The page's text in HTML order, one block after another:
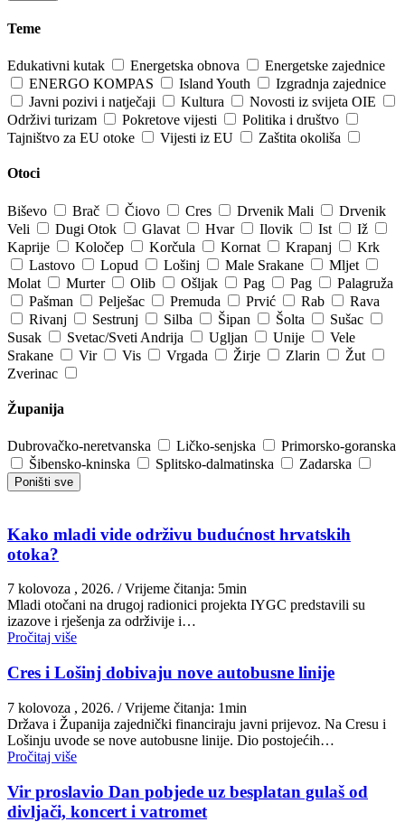
Teme
Edukativni kutak Energetska obnova
Energetske zajednice
ENERGO KOMPAS
Island Youth
Izgradnja zajednice
Javni pozivi i natječaji
Kultura
Novosti iz svijeta OIE
Održivi turizam
Pokretove vijesti
Politika i društvo
Tajništvo za EU otoke
Vijesti iz EU Zaštita okoliša
Otoci
Biševo Brač Čiovo Cres Drvenik Mali
Drvenik
Veli
Dugi Otok Glavat Hvar Ilovik Ist
Iž
Kaprije
Koločep Korčula Kornat Krapanj
Krk
Lastovo
Lopud Lošinj Male Srakane
Mljet
Molat
Murter Olib Ošljak Pag Pag
Palagruža
Pašman
Pelješac Premuda Prvić Rab
Rava
Rivanj
Sestrunj Silba Šipan Šolta
Sušac
Susak
Svetac/Sveti Andrija Ugljan Unije
Vele
Srakane
Vir Vis Vrgada Žirje Zlarin
Žut
Zverinac
Županija
Dubrovačko-neretvanska Ličko-senjska
Primorsko-goranska
Šibensko-kninska
Splitsko-dalmatinska Zadarska
Poništi sve
Kako mladi vide održivu budućnost hrvatskih
otoka?
7 kolovoza , 2026. / Vrijeme čitanja: 5min
Mladi otočani na drugoj radionici projekta IYGC predstavili su
izazove i rješenja za održivije i…
Pročitaj više
Cres i Lošinj dobivaju nove autobusne linije
7 kolovoza , 2026. / Vrijeme čitanja: 1min
Država i Županija zajednički financiraju javni prijevoz. Na Cresu i
Lošinju uvode se nove autobusne linije. Dio postojećih…
Pročitaj više
Vir proslavio Dan pobjede uz besplatan gulaš od
divljači, koncert i vatromet